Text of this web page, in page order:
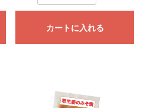
カートに入れる